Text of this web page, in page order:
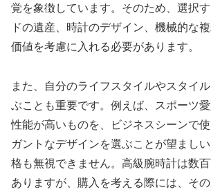
覚を象徴しています。そのため、選択
ドの遺産、時計のデザイン、機械的な
価値を考慮に入れる必要があります。
また、自分のライフスタイルやスタイ
ぶことも重要です。例えば、スポーツ
性能が高いものを、ビジネスシーンで
ガントなデザインを選ぶことが望まし
格も無視できません。高級腕時計は数
ありますが、購入を考える際には、そ